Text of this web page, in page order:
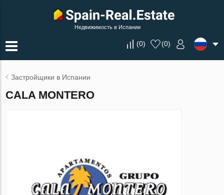
Недвижимость в Испании
(0) (0)
Застройщики в Испании
CALA MONTERO